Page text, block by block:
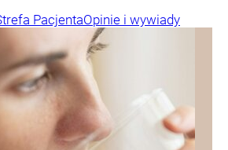
PacjentaOpinie i wywiady